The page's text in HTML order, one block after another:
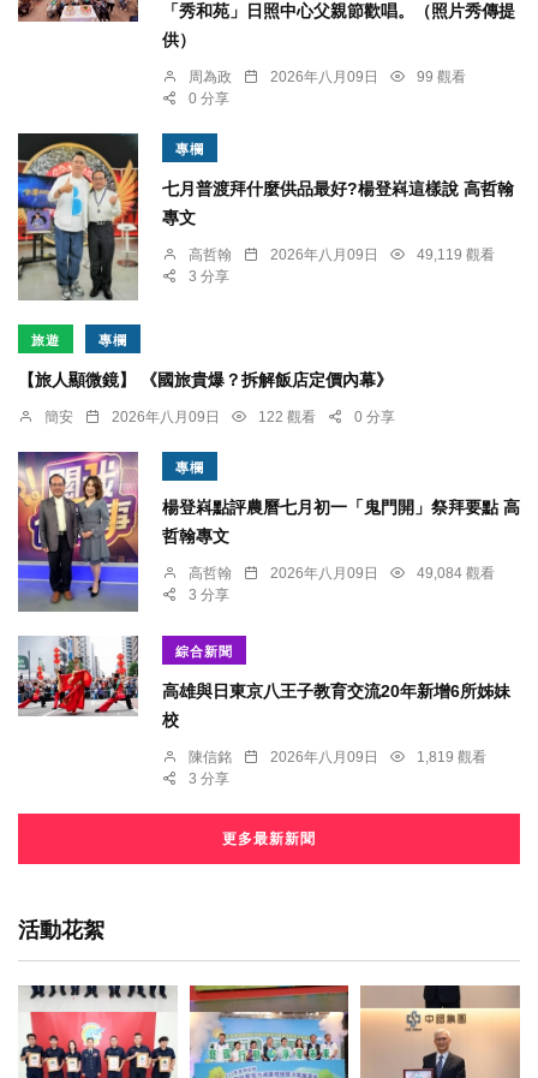
「秀和苑」日照中心父親節歡唱。（照片秀傳提
供）
周為政 2026年八月09日
99 觀看
0 分享
專欄
七月普渡拜什麼供品最好?楊登嵙這樣說 高哲翰
專文
高哲翰 2026年八月09日
49,119 觀看
3 分享
旅遊 專欄
【旅人顯微鏡】 《國旅貴爆？拆解飯店定價內幕》
簡安 2026年八月09日 122 觀看 0 分享
專欄
楊登嵙點評農曆七月初一「鬼門開」祭拜要點 高
哲翰專文
高哲翰 2026年八月09日
49,084 觀看
3 分享
綜合新聞
高雄與日東京八王子教育交流20年新增6所姊妹
校
陳信銘 2026年八月09日
1,819 觀看
3 分享
更多最新新聞
活動花絮